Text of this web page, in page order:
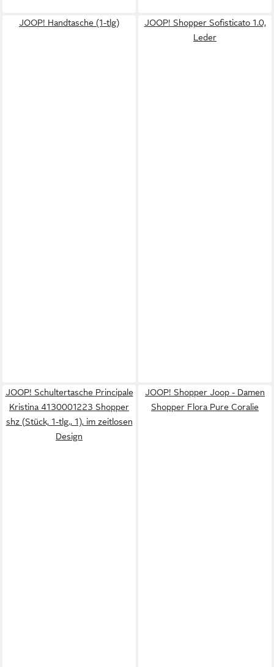
JOOP! Handtasche (1-tlg)
JOOP! Shopper Sofisticato 1.0,
Leder
JOOP! Schultertasche Principale
Kristina 4130001223 Shopper
shz (Stück, 1-tlg., 1), im zeitlosen
Design
JOOP! Shopper Joop - Damen
Shopper Flora Pure Coralie